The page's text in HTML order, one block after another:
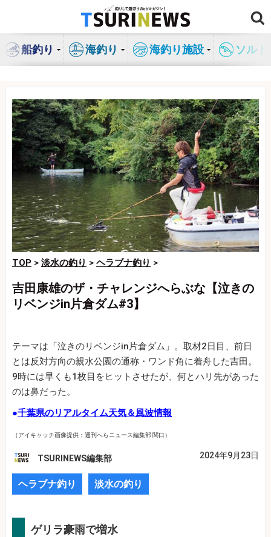
ン
船釣り 海釣り 海釣り施設 ソル
TOP > 淡水の釣り > ヘラブナ釣り >
吉田康雄のザ・チャレンジへらぶな【泣きの
リベンジin片倉ダム#3】
テーマは「泣きのリベンジin片倉ダム」。取材2日目、前日
とは反対方向の親水公園の通称・ワンド角に着舟した吉田。
9時には早くも1枚目をヒットさせたが、何とハリ先があった
のは鼻だった。
●千葉県のリアルタイム天気＆風波情報
（アイキャッチ画像提供：週刊へらニュース編集部 関口）
TSURINEWS編集部 2024年9月23日
ヘラブナ釣り 淡水の釣り
ゲリラ豪雨で増水